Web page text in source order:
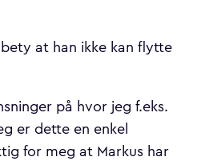
at han ikke kan flytte
på hvor jeg f.eks.
er dette en enkel
for meg at Markus har